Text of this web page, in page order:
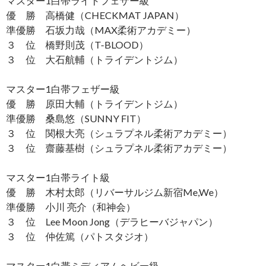
優 勝 高橋健（CHECKMAT JAPAN）
準優勝 石坂力哉（MAX柔術アカデミー）
３ 位 橋野則茂（T-BLOOD）
３ 位 大石航輔（トライデントジム）
マスター1白帯フェザー級
優 勝 原田大輔（トライデントジム）
準優勝 桑島悠（SUNNY FIT）
３ 位 関根大亮（シュラプネル柔術アカデミー）
３ 位 齋藤基樹（シュラプネル柔術アカデミー）
マスター1白帯ライト級
優 勝 木村太郎（リバーサルジム新宿Me,We）
準優勝 小川 亮介（和神会）
３ 位 Lee Moon Jong（デラヒーバジャパン）
３ 位 仲佐篤（パトスタジオ）